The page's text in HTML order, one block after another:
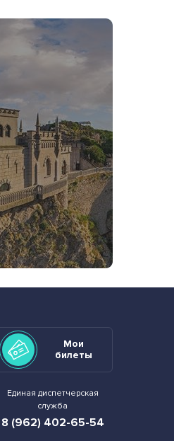
Мои
билеты
Единая диспетчерская
служба
8 (962) 402-65-54